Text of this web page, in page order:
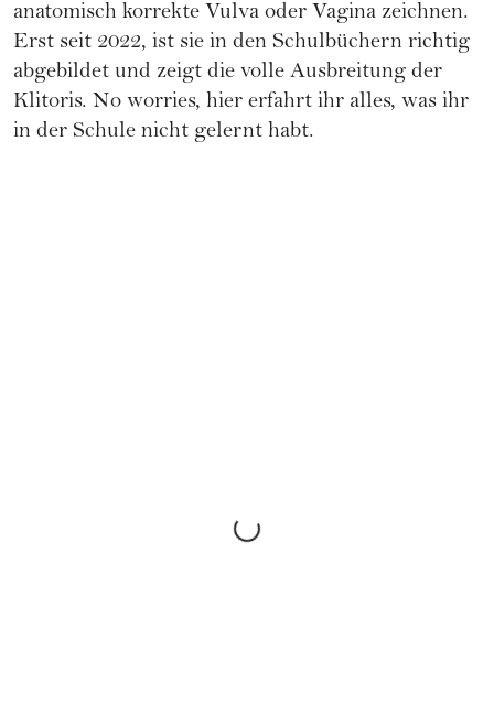
anatomisch korrekte Vulva oder Vagina zeichnen.
Erst seit 2022, ist sie in den Schulbüchern richtig
abgebildet und zeigt die volle Ausbreitung der
Klitoris. No worries, hier erfahrt ihr alles, was ihr
in der Schule nicht gelernt habt.